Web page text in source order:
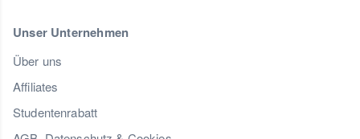
Unser Unternehmen
Über uns
Affiliates
Studentenrabatt